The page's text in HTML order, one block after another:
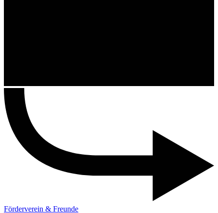
Förderverein & Freunde